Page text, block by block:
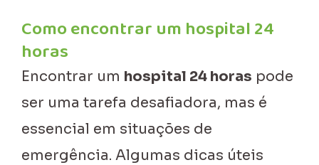
Como encontrar um hospital 24
horas
Encontrar um hospital 24 horas pode
ser uma tarefa desafiadora, mas é
essencial em situações de
emergência. Algumas dicas úteis